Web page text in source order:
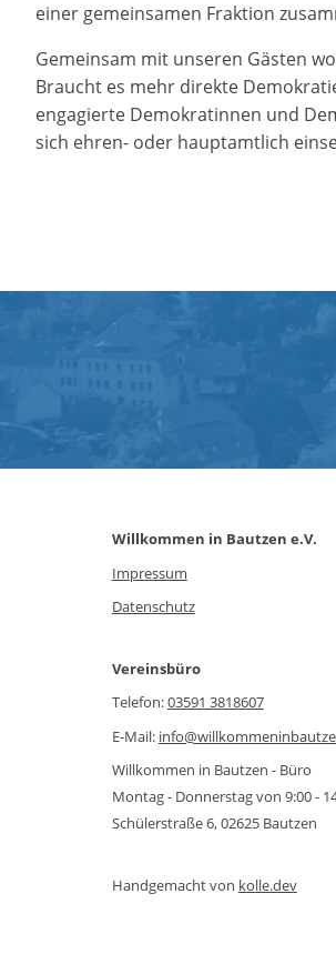
einer gemeinsamen Fraktion
Gemeinsam mit unseren Gästen
Braucht es mehr direkte
engagierte Demokratinnen und
sich ehren- oder hauptamtlich
Willkommen in Bautzen e.V.
Impressum
Datenschutz
Vereinsbüro
Telefon:03591 3818607
E-Mail:
Willkommen in Bautzen - Büro
Montag - Donnerstag von 9:00 -
Schülerstraße 6, 02625 Bautzen
Handgemacht von kolle.dev